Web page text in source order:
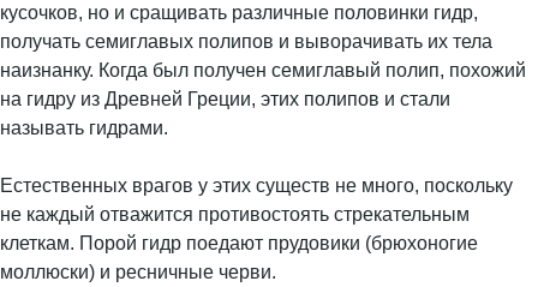
кусочков, но и сращивать различные половинки гидр,
получать семиглавых полипов и выворачивать их тела
наизнанку. Когда был получен семиглавый полип, похожий
на гидру из Древней Греции, этих полипов и стали
называть гидрами.
Естественных врагов у этих существ не много, поскольку
не каждый отважится противостоять стрекательным
клеткам. Порой гидр поедают прудовики (брюхоногие
моллюски) и ресничные черви.